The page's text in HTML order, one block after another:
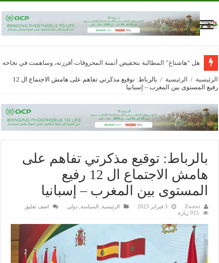
هل “هاشتاغ” المطالبة بتخفيض أثمنة المحروقات أفرزته، وساهمت في
الرئيسية / الرئيسية /
بالرباط: توقيع مذكرتي تفاهم على هامش الاجتماع ال 12
رفيع المستوى بين المغرب – إسبانيا
بالرباط: توقيع مذكرتي تفاهم على
هامش الاجتماع ال 12 رفيع
المستوى بين المغرب – إسبانيا
Zwawi 3 فبراير 2023 الرئيسية السياسة دولي
اضف تعليق
915 زيارة